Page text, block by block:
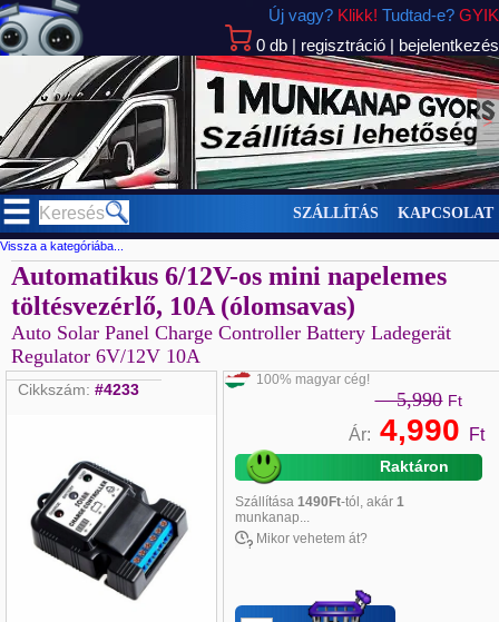
0 db | regisztráció | bejelentkezés
Új vagy? Klikk! Tudtad-e? GYIK
>
SZÁLLÍTÁS KAPCSOLAT
Vissza a kategóriába...
Automatikus 6/12V-os mini napelemes
töltésvezérlő, 10A (ólomsavas)
Auto Solar Panel Charge Controller Battery Ladegerät
Regulator 6V/12V 10A
Cikkszám: #4233
100% magyar cég!
5,990 Ft
Ár:4,990 Ft
Raktáron
Szállítása1490Ft-tól, akár1
munkanap...
Mikor vehetem át?